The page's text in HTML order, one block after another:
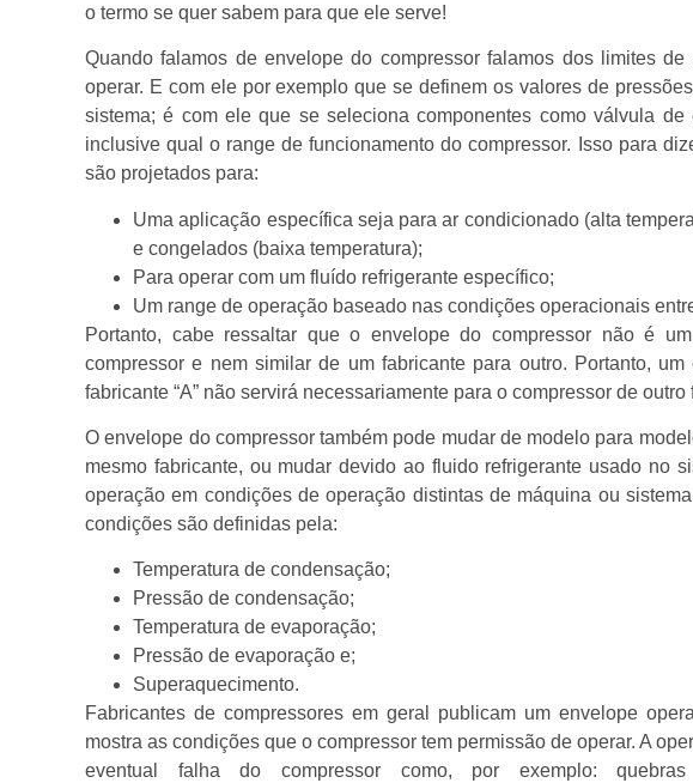
o termo se quer sabem para que ele serve!
Quando falamos de envelope do compressor falamos dos limites
operar. E com ele por exemplo que se definem os valores de
sistema; é com ele que se seleciona componentes como válvula
inclusive qual o range de funcionamento do compressor. Isso para
são projetados para:
Uma aplicação específica seja para ar condicionado (alta
e congelados (baixa temperatura);
Para operar com um fluído refrigerante específico;
Um range de operação baseado nas condições operacionais
Portanto, cabe ressaltar que o envelope do compressor não é
compressor e nem similar de um fabricante para outro. Portanto,
fabricante “A” não servirá necessariamente para o compressor de outro
O envelope do compressor também pode mudar de modelo para
mesmo fabricante, ou mudar devido ao fluido refrigerante usado no
operação em condições de operação distintas de máquina ou
condições são definidas pela:
Temperatura de condensação;
Pressão de condensação;
Temperatura de evaporação;
Pressão de evaporação e;
Superaquecimento.
Fabricantes de compressores em geral publicam um envelope
mostra as condições que o compressor tem permissão de operar. A
eventual falha do compressor como, por exemplo: